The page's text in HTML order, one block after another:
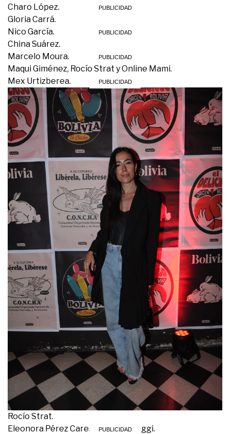
Charo López.
Gloria Carrá.
Nico García.
China Suárez.
Marcelo Moura.
Maqui Giménez, Rocío Strat y Online Mami.
Mex Urtizberea.
Rocío Strat.
Eleonora Pérez Caressi y Diego Poggi.